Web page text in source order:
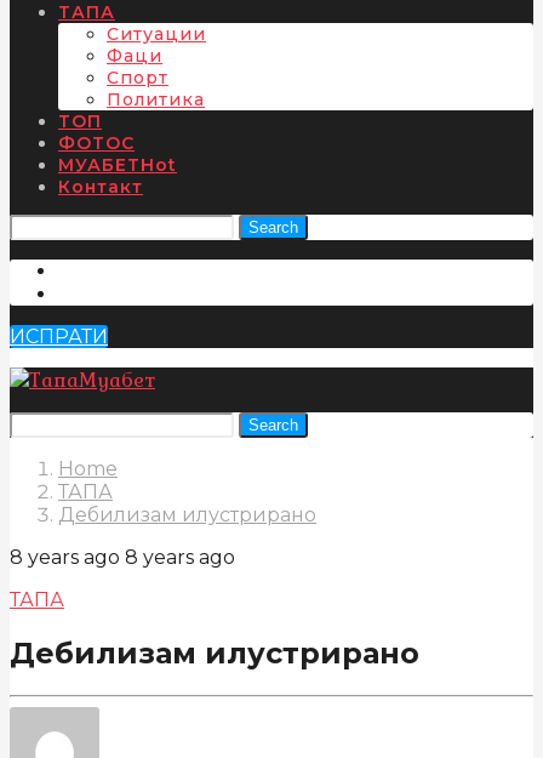
ТАПА
Ситуации
Фаци
Спорт
Политика
ТОП
ФОТОС
МУАБЕТHot
Контакт
Search
ИСПРАТИ
Search
Home
ТАПА
Дебилизам илустрирано
8 years ago 8 years ago
ТАПА
Дебилизам илустрирано